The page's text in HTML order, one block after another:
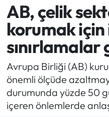
AB, çelik
korumak
Avrupa Birliği (AB)
önemli ölçüde
durumunda yüzde 50
içeren önlemlerde
Ekonomi
Bilim - Teknoloji
Kültür - Sanat
Spor
Asya-Pasifik